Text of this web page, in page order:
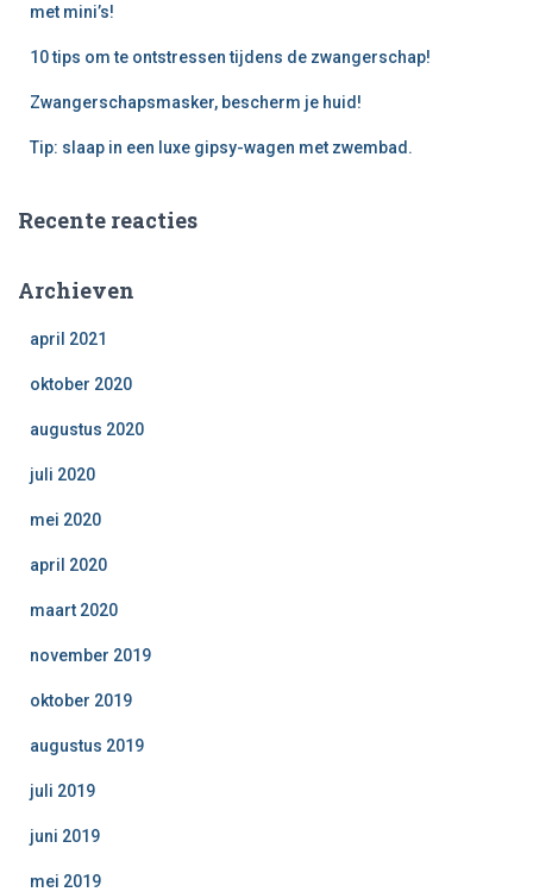
met mini’s!
10 tips om te ontstressen tijdens de zwangerschap!
Zwangerschapsmasker, bescherm je huid!
Tip: slaap in een luxe gipsy-wagen met zwembad.
Recente reacties
Archieven
april 2021
oktober 2020
augustus 2020
juli 2020
mei 2020
april 2020
maart 2020
november 2019
oktober 2019
augustus 2019
juli 2019
juni 2019
mei 2019